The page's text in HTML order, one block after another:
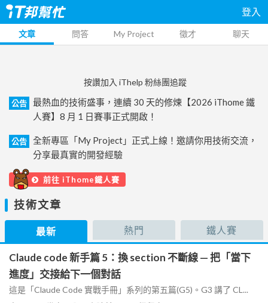
登入
文章 問答 My Project 徵才 聊天
按讚加入 iThelp 粉絲團追蹤
公告
最熱血的技術盛事，連續 30 天的修煉【2026 iThome 鐵
人賽】8 月 1 日賽事正式開啟！
公告
全新專區「My Project」正式上線！邀請你用技術交流，
分享最真實的開發經驗
前往 iThome鐵人賽
技術文章
最新 熱門 鐵人賽
Claude code 新手篇 5：換 section 不斷線 — 把「當下
進度」交接給下一個對話
這是「Claude Code 實戰手冊」系列的第五篇(G5)。G3 講了 CL...